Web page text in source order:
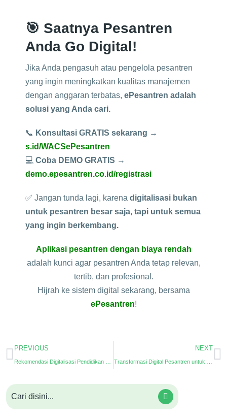
🎯 Saatnya Pesantren
Anda Go Digital!
Jika Anda pengasuh atau pengelola pesantren
yang ingin meningkatkan kualitas manajemen
dengan anggaran terbatas, ePesantren adalah
solusi yang Anda cari.
📞 Konsultasi GRATIS sekarang →
s.id/WACSePesantren
💻 Coba DEMO GRATIS →
demo.epesantren.co.id/registrasi
✅ Jangan tunda lagi, karena digitalisasi bukan
untuk pesantren besar saja, tapi untuk semua
yang ingin berkembang.
Aplikasi pesantren dengan biaya rendah
adalah kunci agar pesantren Anda tetap relevan,
tertib, dan profesional.
Hijrah ke sistem digital sekarang, bersama
ePesantren!
PREVIOUS NEXT